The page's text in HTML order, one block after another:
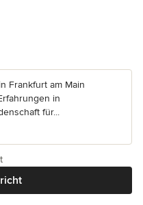
5 Sternen
Frankfurt am Main
in
für...